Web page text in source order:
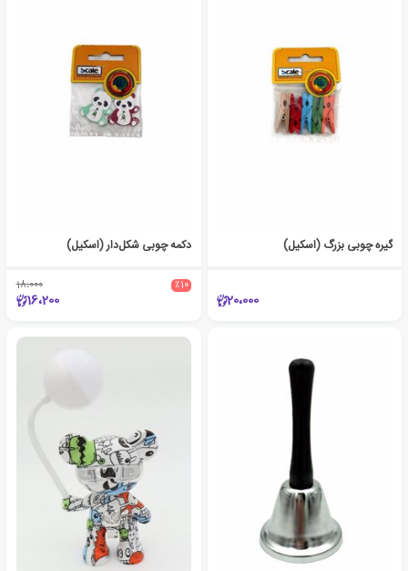
گیره‌ چوبی بزرگ (اسکیل)
20،000
دکمه چوبی شکل‌دار (اسکیل)
٪10 18،000
16،200